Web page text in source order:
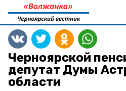
Черноярской
депутат Думы
области